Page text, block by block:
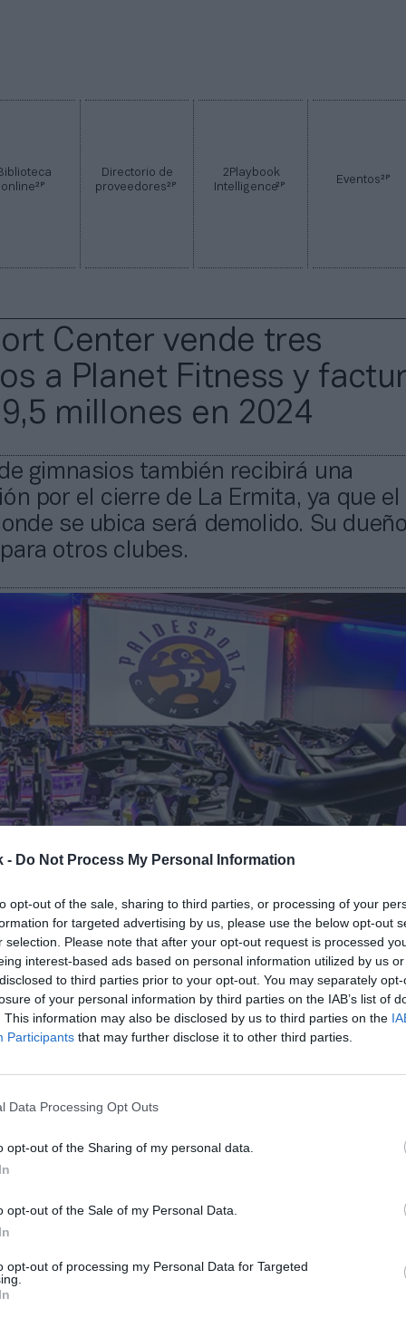
- Do Not Process My Personal Information
opt-out of the sale, sharing to third parties, or processing of your
for targeted advertising by us, please use the below opt-out
selection. Please note that after your opt-out request is processed
interest-based ads based on personal information utilized by us
to third parties prior to your opt-out. You may separately
of your personal information by third parties on the IAB’s list of
This information may also be disclosed by us to third parties on the
Participants that may further disclose it to other third parties.
Data Processing Opt Outs
opt-out of the Sharing of my personal data.
opt-out of the Sale of my Personal Data.
opt-out of processing my Personal Data for Targeted
online2P
Directorio de
proveedores2P
2Playbook
Intelligence2P Eventos2P
Center vende tres
a Planet Fitness y
millones en 2024
gimnasios también recibirá una
por el cierre de La Ermita, ya que
se ubica será demolido. Su
otros clubes.
23 de diciembre de 2024
Guardar Me gusta
acelera una marcha antes de vender tres clubes
no formas parte de 2Playbook
¡Hazte Socio para acceder a este contenido exclusivo!